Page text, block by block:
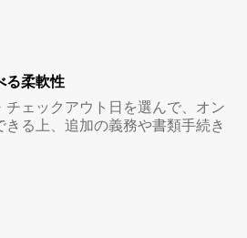
る柔軟性
ェックアウト日を選んで、オン
る上、追加の義務や書類手続き